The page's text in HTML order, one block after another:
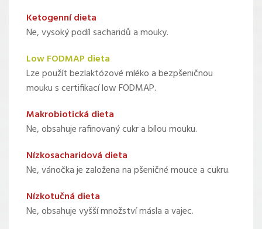
Ketogenní dieta
Ne, vysoký podíl sacharidů a mouky.
Low FODMAP dieta
Lze použít bezlaktózové mléko a bezpšeničnou
mouku s certifikací low FODMAP.
Makrobiotická dieta
Ne, obsahuje rafinovaný cukr a bílou mouku.
Nízkosacharidová dieta
Ne, vánočka je založena na pšeničné mouce a cukru.
Nízkotučná dieta
Ne, obsahuje vyšší množství másla a vajec.